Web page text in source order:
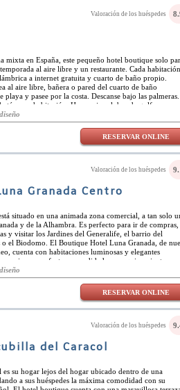
Valoración de los huéspedes
mixta en España, este pequeño hotel boutique solo
al aire libre y un restaurante. Cada
a internet gratuita y cuarto de baño propio.
al aire libre, bañera o pared del cuarto de baño
playa y pasee por la costa. Descanse bajo las
té en su habitación. Hay varios clubes de golf cerca o
RESERVAR ONLINE
Valoración de los huéspedes
Granada Centro
situado en una animada zona comercial, a tan solo
y de la Alhambra. Es perfecto para ir de compras,
y visitar los Jardines del Generalife, el barrio del
o el Biodomo. El Boutique Hotel Luna Granada, de
cuenta con habitaciones luminosas y elegantes
confort y comodidad, con equipamientos
para garantizar un descanso pleno. Además, el
servicios pensados ​​para satisfacer las necesidades de
al aire libre a su terraza desde donde contemplar el
del Boutique Hotel Luna Granada es otro de sus
pueden disfrutar de un desayuno personalizado
ofrece una excelente opción para cenar en el Patio,
y cócteles.
RESERVAR ONLINE
Valoración de los huéspedes
del Caracol
su hogar lejos del hogar ubicado dentro de una
a sus huéspedes la máxima comodidad con su